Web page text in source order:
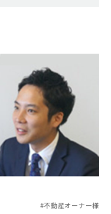
#不動産オーナー様